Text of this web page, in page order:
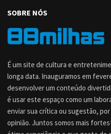
SOBRE NÓS
É um site de cultura e
longa data. Inauguramos em
desenvolver um conteúdo
é usar este espaço como um
enviar sua crítica ou sugestão,
opinião. Juntos somos mais